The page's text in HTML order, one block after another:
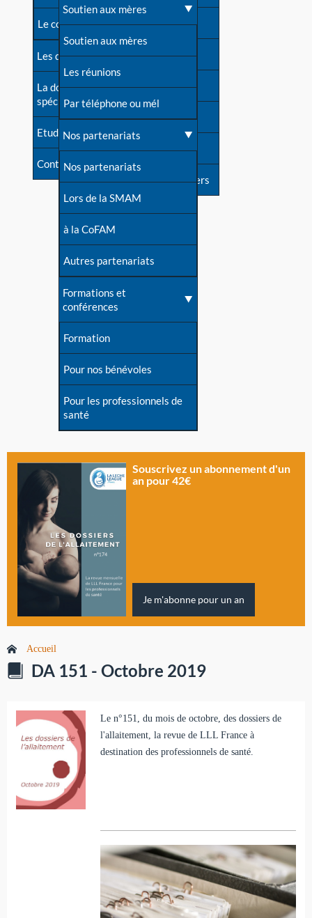
Une difficulté d'allaitement ?
Cas particuliers
Mythes et vérités
Devenir animatrice ?
Une question sur le site
Le congrès
Les dossiers de l'allaitement
La documentation
spécialisée
Etudes récentes
Contact
Contact presse
Dossier de presse
Soutenir LLL
Livre d'or
Forum
S'inscrire à nos newsletters
Soutien aux mères
Soutien aux mères
Les réunions
Par téléphone ou mél
Nos partenariats
Nos partenariats
Lors de la SMAM
à la CoFAM
Autres partenariats
Formations et
conférences
Formation
Pour nos bénévoles
Pour les professionnels de
santé
Souscrivez un abonnement d'un
an pour 42€
Je m'abonne pour un an
Accueil
DA 151 - Octobre 2019
Le n°151, du mois de octobre, des dossiers de
l'allaitement, la revue de LLL France à
destination des professionnels de santé.